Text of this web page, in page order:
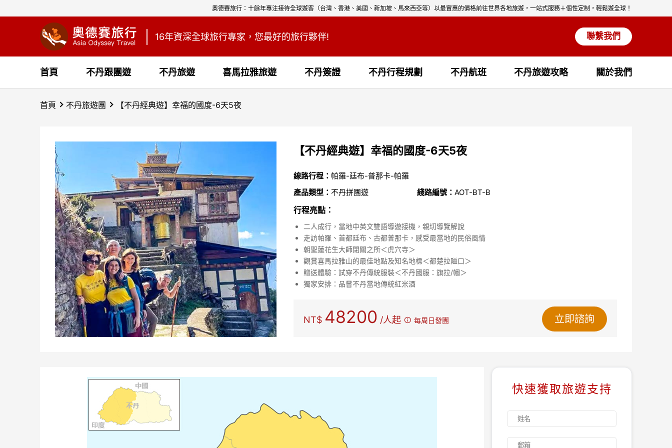
奧德賽旅行：十餘年專注接待全球遊客（台灣、香港、美國、新加坡、馬來西亞等）以最實惠的價格前往世界各地旅遊，一站式服務＋個性定制，輕鬆遊全球！
16年資深全球旅行專家，您最好的旅行夥伴! 聯繫我們
首頁 不丹跟團遊 不丹旅遊 喜馬拉雅旅遊 不丹簽證 不丹行程規劃 不丹航班 不丹旅遊攻略 關於我們
首頁 不丹旅遊團 【不丹經典遊】幸福的國度-6天5夜
【不丹經典遊】幸福的國度-6天5夜
線路行程： 帕羅-廷布-普那卡-帕羅
產品類型： 不丹拼團遊 綫路編號： AOT-BT-B
行程亮點：
二人成行，當地中英文雙語導遊接機，親切導覽解說
走訪帕羅、首都廷布、古都普那卡，感受最當地的民俗風情
朝聖蓮花生大師閉關之所＜虎穴寺＞
觀賞喜馬拉雅山的最佳地點及知名地標＜都楚拉隘口＞
贈送體驗：試穿不丹傳統服裝＜不丹國服：旗拉/幗＞
獨家安排：品嘗不丹當地傳統紅米酒
NT$ 48200 /人起  每周日發團 立即諮詢
快速獲取旅遊支持